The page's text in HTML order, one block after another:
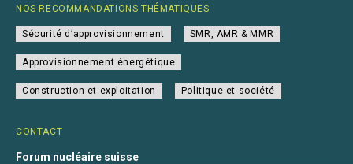
CONTACT
Forum nucléaire suisse
NOS RECOMMANDATIONS THÉMATIQUES
Sécurité d’approvisionnement SMR, AMR & MMR
Approvisionnement énergétique
Construction et exploitation Politique et société